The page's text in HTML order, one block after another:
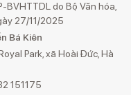
BVHTTDL do Bộ Văn hóa,
27/11/2025
Bá Kiên
Park, xã Hoài Đức, Hà
151175